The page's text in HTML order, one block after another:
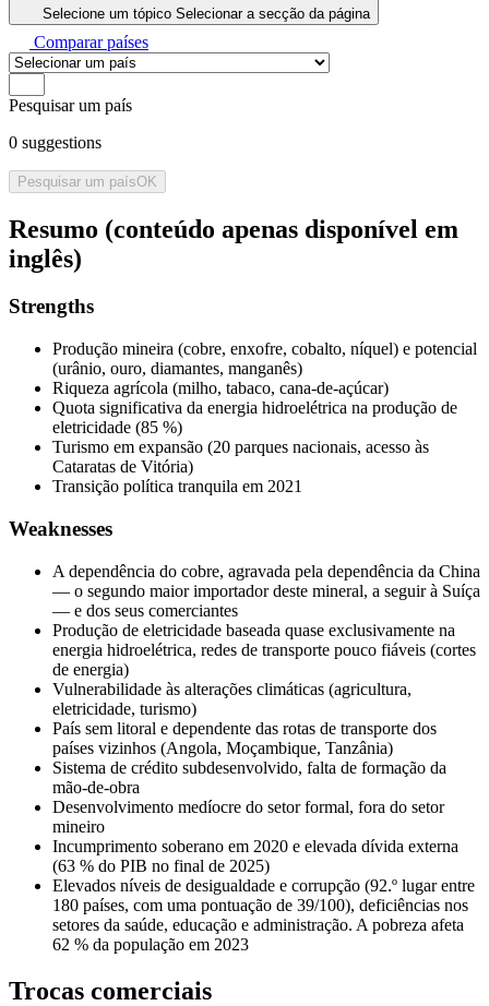
Selecione um tópico Selecionar a secção da página
Comparar países
Pesquisar um país
0 suggestions
Pesquisar um paísOK
Resumo (conteúdo apenas disponível em
inglês)
Strengths
Produção mineira (cobre, enxofre, cobalto, níquel) e potencial
(urânio, ouro, diamantes, manganês)
Riqueza agrícola (milho, tabaco, cana-de-açúcar)
Quota significativa da energia hidroelétrica na produção de
eletricidade (85 %)
Turismo em expansão (20 parques nacionais, acesso às
Cataratas de Vitória)
Transição política tranquila em 2021
Weaknesses
A dependência do cobre, agravada pela dependência da China
— o segundo maior importador deste mineral, a seguir à Suíça
— e dos seus comerciantes
Produção de eletricidade baseada quase exclusivamente na
energia hidroelétrica, redes de transporte pouco fiáveis (cortes
de energia)
Vulnerabilidade às alterações climáticas (agricultura,
eletricidade, turismo)
País sem litoral e dependente das rotas de transporte dos
países vizinhos (Angola, Moçambique, Tanzânia)
Sistema de crédito subdesenvolvido, falta de formação da
mão-de-obra
Desenvolvimento medíocre do setor formal, fora do setor
mineiro
Incumprimento soberano em 2020 e elevada dívida externa
(63 % do PIB no final de 2025)
Elevados níveis de desigualdade e corrupção (92.º lugar entre
180 países, com uma pontuação de 39/100), deficiências nos
setores da saúde, educação e administração. A pobreza afeta
62 % da população em 2023
Trocas comerciais